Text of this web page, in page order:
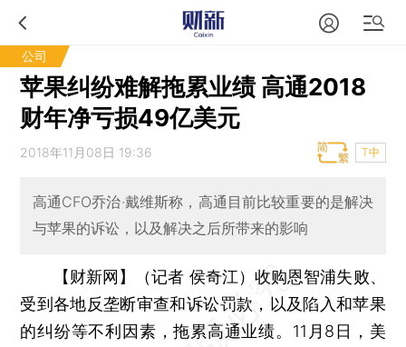
公司
苹果纠纷难解拖累业绩 高通2018
财年净亏损49亿美元
2018年11月08日 19:36 T中
高通CFO乔治·戴维斯称，高通目前比较重要的是解决
与苹果的诉讼，以及解决之后所带来的影响
【财新网】（记者 侯奇江） 收购恩智浦失败、
受到各地反垄断审查和诉讼罚款，以及陷入和苹果
的纠纷等不利因素，拖累高通业绩。11月8日，美